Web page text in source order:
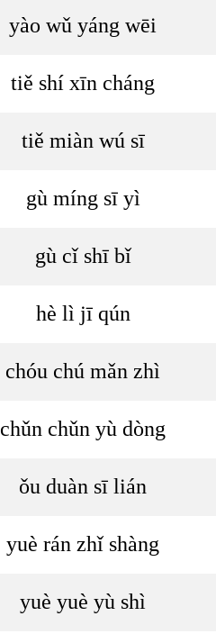
yào wǔ yáng wēi
tiě shí xīn cháng
tiě miàn wú sī
gù míng sī yì
gù cǐ shī bǐ
hè lì jī qún
chóu chú mǎn zhì
chǔn chǔn yù dòng
ǒu duàn sī lián
yuè rán zhǐ shàng
yuè yuè yù shì